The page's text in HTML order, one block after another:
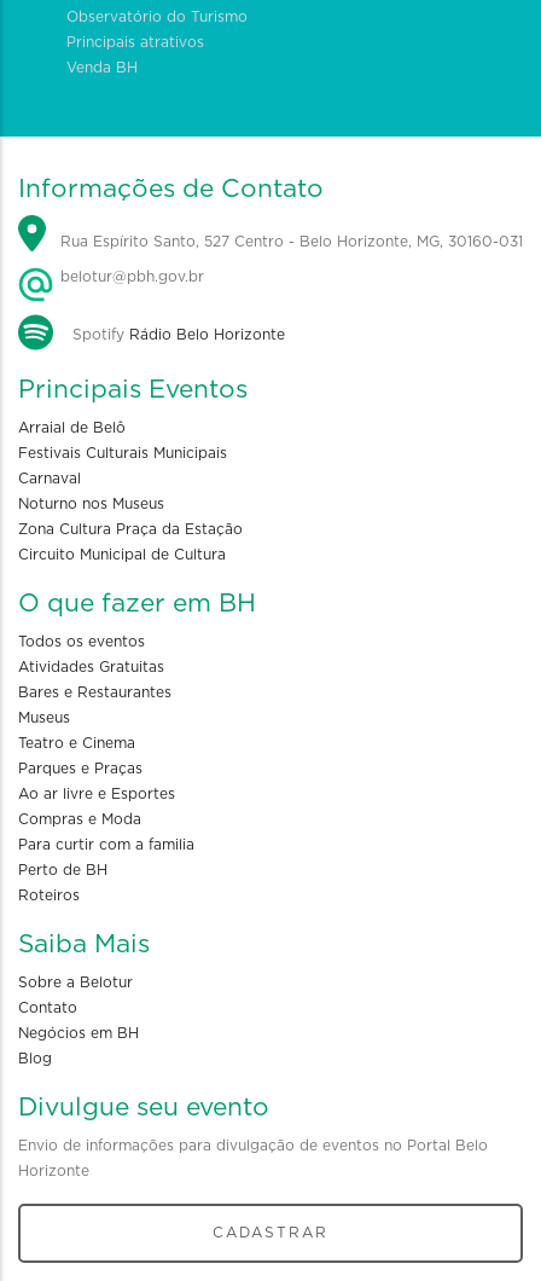
Observatório do Turismo
Principais atrativos
Venda BH
Informações de Contato
Rua Espírito Santo, 527 Centro - Belo Horizonte, MG, 30160-031
belotur@pbh.gov.br
Spotify Rádio Belo Horizonte
Principais Eventos
Arraial de Belô
Festivais Culturais Municipais
Carnaval
Noturno nos Museus
Zona Cultura Praça da Estação
Circuito Municipal de Cultura
O que fazer em BH
Todos os eventos
Atividades Gratuitas
Bares e Restaurantes
Museus
Teatro e Cinema
Parques e Praças
Ao ar livre e Esportes
Compras e Moda
Para curtir com a familia
Perto de BH
Roteiros
Saiba Mais
Sobre a Belotur
Contato
Negócios em BH
Blog
Divulgue seu evento
Envio de informações para divulgação de eventos no Portal Belo
Horizonte
CADASTRAR